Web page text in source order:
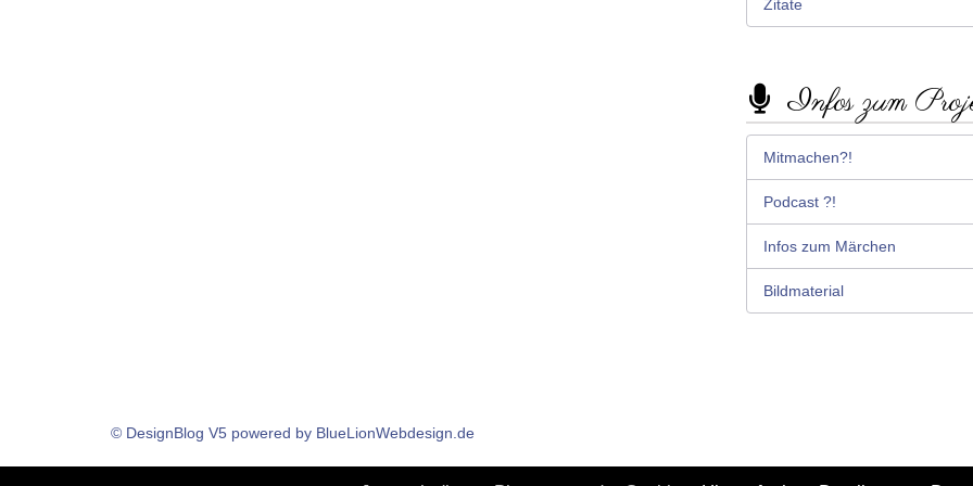
Zitate
Infos zum
Mitmachen?!
Podcast ?!
Infos zum Märchen
Bildmaterial
© DesignBlog V5 powered by BlueLionWebdesign.de